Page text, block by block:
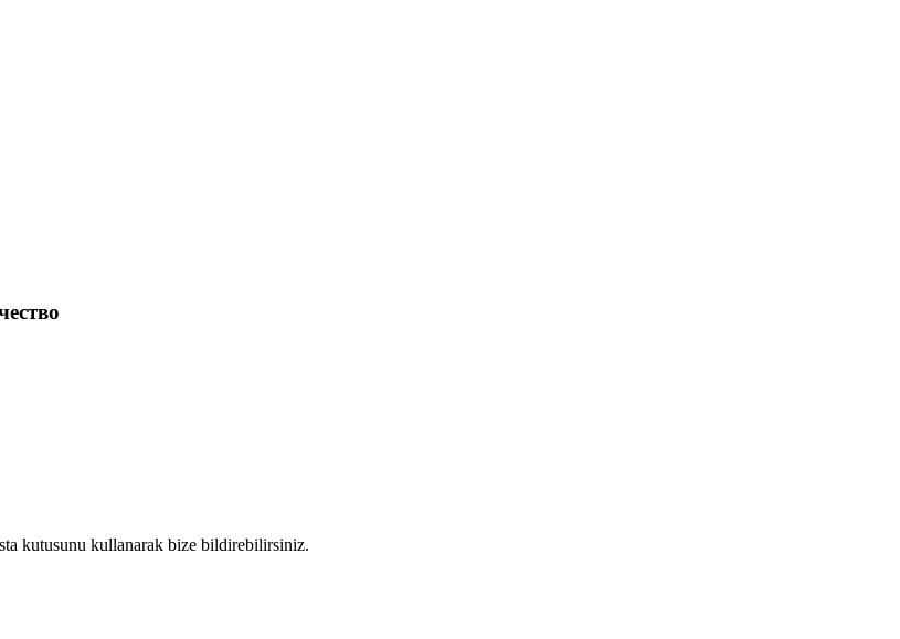
kutusunu kullanarak bize bildirebilirsiniz.